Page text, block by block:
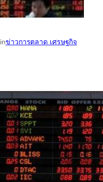
inข่าวการตลาด เศรษฐกิจ